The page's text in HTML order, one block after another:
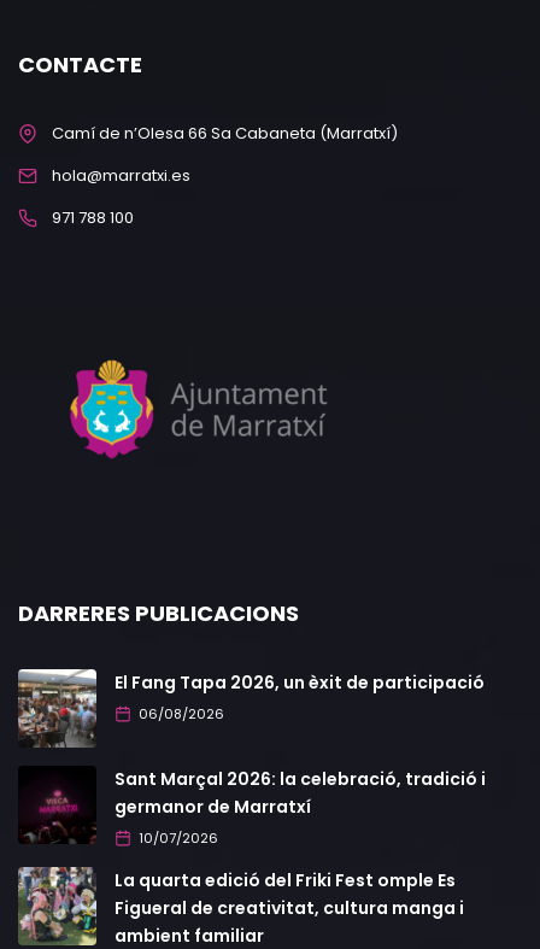
CONTACTE
Camí de n’Olesa 66 Sa Cabaneta (Marratxí)
hola@marratxi.es
971 788 100
DARRERES PUBLICACIONS
El Fang Tapa 2026, un èxit de participació
06/08/2026
Sant Marçal 2026: la celebració, tradició i
germanor de Marratxí
10/07/2026
La quarta edició del Friki Fest omple Es
Figueral de creativitat, cultura manga i
ambient familiar